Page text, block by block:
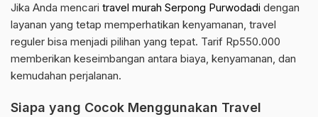
Jika Anda mencari travel murah Serpong Purwodadi dengan
layanan yang tetap memperhatikan kenyamanan, travel
reguler bisa menjadi pilihan yang tepat. Tarif Rp550.000
memberikan keseimbangan antara biaya, kenyamanan, dan
kemudahan perjalanan.
Siapa yang Cocok Menggunakan Travel